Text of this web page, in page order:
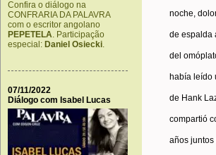
Confira o diálogo na
CONFRARIA DA PALAVRA
com o escritor angolano
PEPETELA. Participação
especial: Daniel Osiecki.
07/11/2022
Diálogo com Isabel Lucas
noche, dolor
de espalda
del
había leído
de Hank
compartió
años juntos